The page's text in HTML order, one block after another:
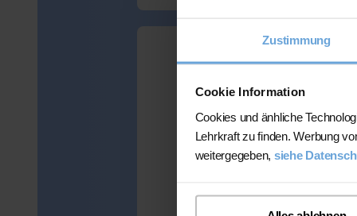
Zustimmung
Cookie Information
Cookies und änhliche
Lehrkraft zu finden. Werbung
weitergegeben, siehe
Viele